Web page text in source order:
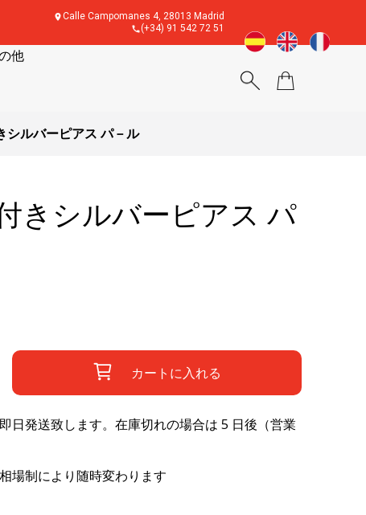
Calle Campomanes 4, 28013 Madrid
(+34) 91 542 72 51
他
シルバーピアス パ－ル
きシルバーピアス パ
カートに入れる
日発送致します。在庫切れの場合は 5 日後（営業
場制により随時変わります